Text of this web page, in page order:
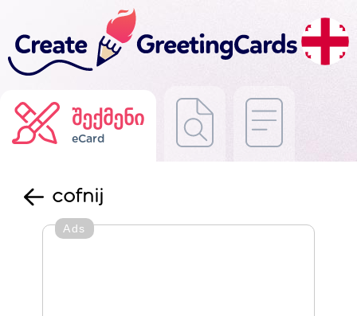
შექმენი
eCard
cofnij
Ads